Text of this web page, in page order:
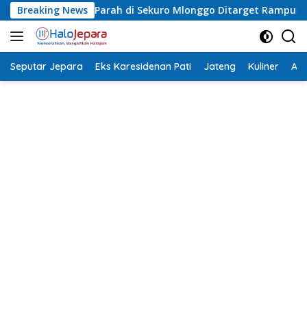
Langsung
ke
konten
Breaking News
Mlonggo Ditarget Rampung Akhir Tahun Asrori
Seputar Jepara Eks Karesidenan Pati Jateng Kuliner